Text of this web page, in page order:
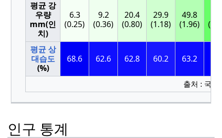
평균 강
우량
mm(인
치)
6.3
(0.25)
9.2
(0.36)
20.4
(0.80)
29.9
(1.18)
49.8
(1.96)
평균 상
대습도
(%)
68.6 62.6 62.8 60.2 63.2
출처 : 국립
인구 통계